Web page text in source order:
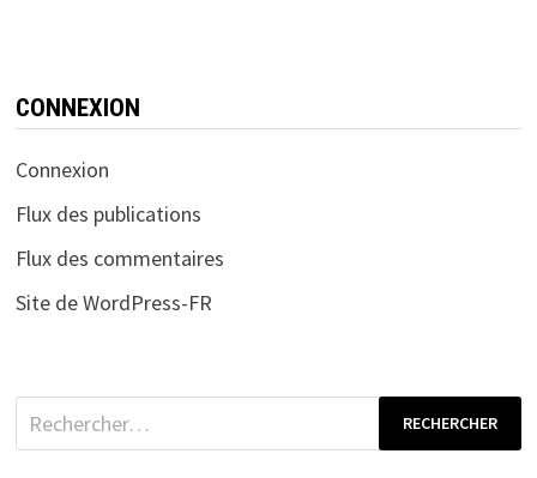
CONNEXION
Connexion
Flux des publications
Flux des commentaires
Site de WordPress-FR
Rechercher :